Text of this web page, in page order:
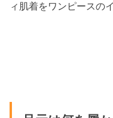
ィ肌着をワンピースの